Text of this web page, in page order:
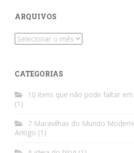
ARQUIVOS
Arquivos
CATEGORIAS
10 itens que não pode faltar
(1)
7 Maravilhas do Mundo
Antigo (1)